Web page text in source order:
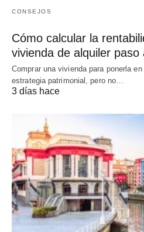
CONSEJOS
Cómo calcular la
vivienda de alquiler paso
Comprar una vivienda para ponerla
estrategia patrimonial, pero no…
3 días hace